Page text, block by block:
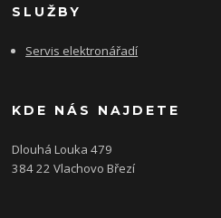
SLUŽBY
Servis elektronářadí
KDE NÁS NAJDETE
Dlouhá Louka 479
384 22 Vlachovo Březí